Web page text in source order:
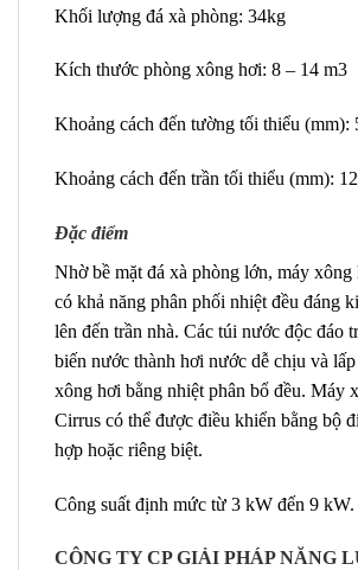
Khối lượng đá xà phòng: 34kg
Kích thước phòng xông hơi: 8 – 14 m3
Khoảng cách đến tường tối thiểu (mm):
Khoảng cách đến trần tối thiểu (mm):
Đặc điểm
Nhờ bề mặt đá xà phòng lớn, máy
có khả năng phân phối nhiệt đều đáng
lên đến trần nhà. Các túi nước độc đáo
biến nước thành hơi nước dễ chịu và
xông hơi bằng nhiệt phân bổ đều. Máy
Cirrus có thể được điều khiển bằng bộ
hợp hoặc riêng biệt.
Công suất định mức từ 3 kW đến 9 kW.
CÔNG TY CP GIẢI PHÁP NĂNG